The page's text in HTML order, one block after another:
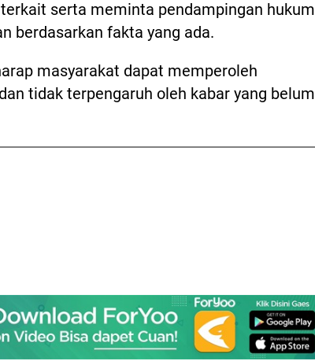
serta meminta pendampingan hukum
berdasarkan fakta yang ada.
masyarakat dapat memperoleh
tidak terpengaruh oleh kabar yang belum